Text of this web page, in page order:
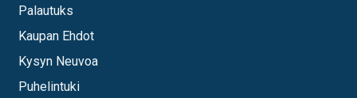
Palautuks
Kaupan Ehdot
Kysyn Neuvoa
Puhelintuki